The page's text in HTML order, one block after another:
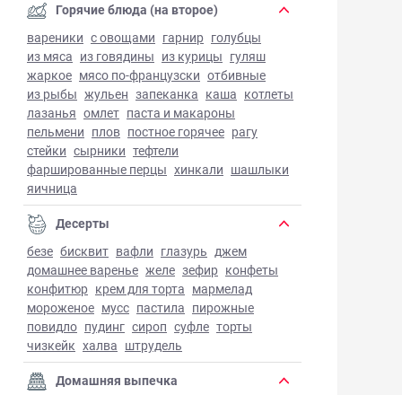
Горячие блюда (на второе)
вареники с овощами гарнир голубцы
из мяса из говядины из курицы гуляш
жаркое мясо по-французски отбивные
из рыбы жульен запеканка каша котлеты
лазанья омлет паста и макароны
пельмени плов постное горячее рагу
стейки сырники тефтели
фаршированные перцы хинкали шашлыки
яичница
Десерты
безе бисквит вафли глазурь джем
домашнее варенье желе зефир конфеты
конфитюр крем для торта мармелад
мороженое мусс пастила пирожные
повидло пудинг сироп суфле торты
чизкейк халва штрудель
Домашняя выпечка